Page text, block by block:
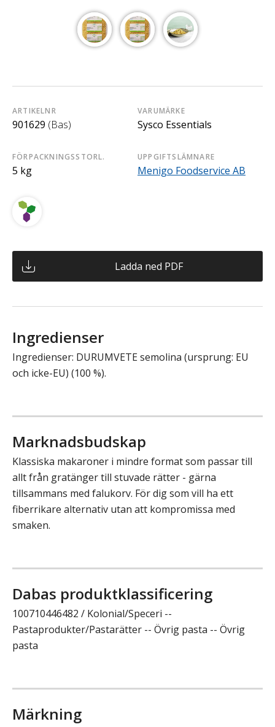
ARTIKELNR
901629 (Bas)
VARUMÄRKE
Sysco Essentials
FÖRPACKNINGSSTORL.
5 kg
UPPGIFTSLÄMNARE
Menigo Foodservice AB
Ladda ned PDF
Ingredienser
Ingredienser: DURUMVETE semolina (ursprung: EU
och icke-EU) (100 %).
Marknadsbudskap
Klassiska makaroner i mindre format som passar till
allt från gratänger till stuvade rätter - gärna
tillsammans med falukorv. För dig som vill ha ett
fiberrikare alternativ utan att kompromissa med
smaken.
Dabas produktklassificering
100710446482 / Kolonial/Speceri --
Pastaprodukter/Pastarätter -- Övrig pasta -- Övrig
pasta
Märkning